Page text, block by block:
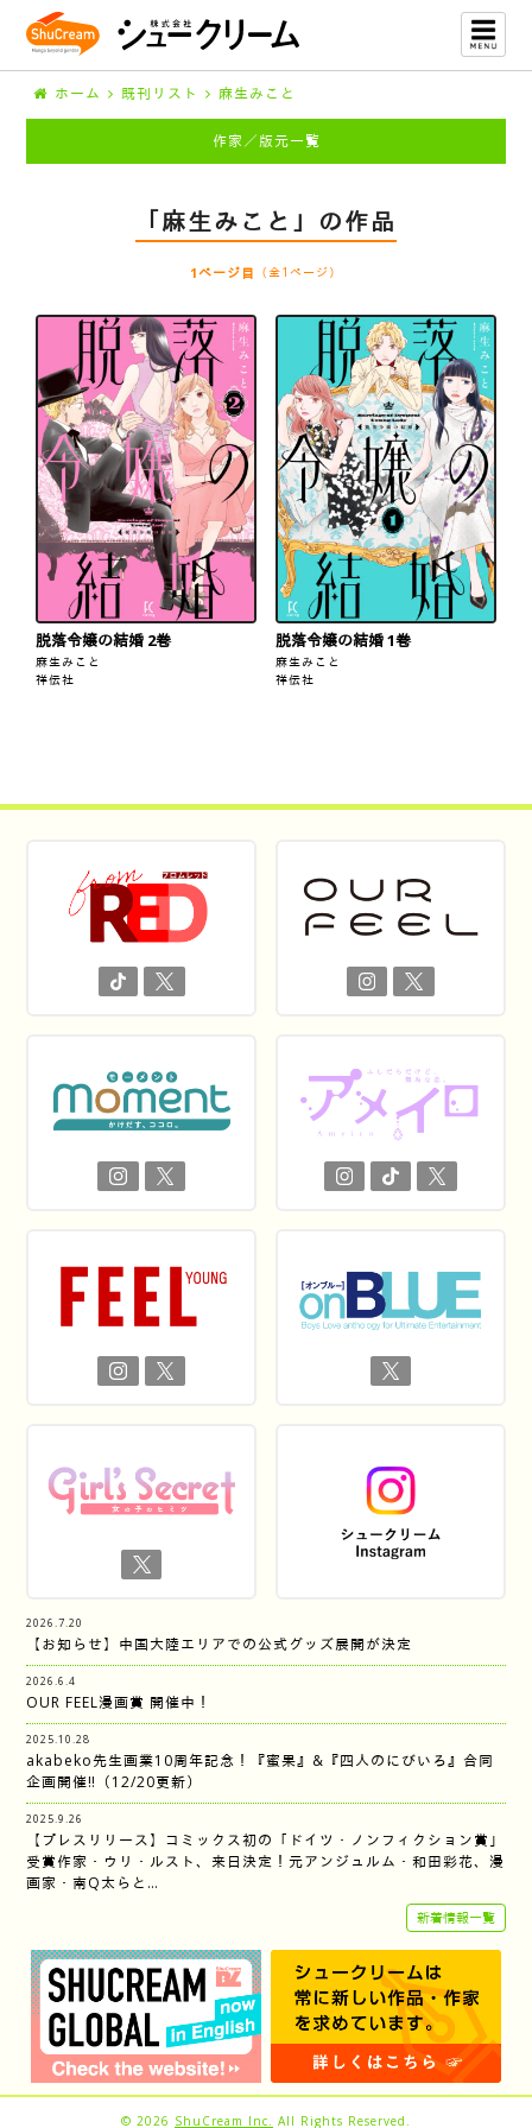
ホーム 既刊リスト 麻生みこと
作家／版元一覧
「麻生みこと」の作品
1ページ目 （全1ページ）
脱落令嬢の結婚 2巻
麻生みこと
祥伝社
脱落令嬢の結婚 1巻
麻生みこと
祥伝社
2026.7.20
【お知らせ】中国大陸エリアでの公式グッズ展開が決定
2026.6.4
OUR FEEL漫画賞 開催中！
2025.10.28
akabeko先生画業10周年記念！『蜜果』&『四人のにびいろ』合同
企画開催‼︎（12/20更新）
2025.9.26
【プレスリリース】コミックス初の「ドイツ・ノンフィクション賞」
受賞作家・ウリ・ルスト、来日決定！元アンジュルム・和田彩花、漫
画家・南Q太らと…
新着情報一覧
© 2026 ShuCream Inc. All Rights Reserved.